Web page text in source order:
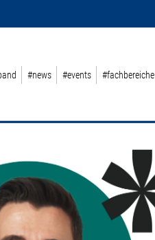
#news #events #fachbereiche